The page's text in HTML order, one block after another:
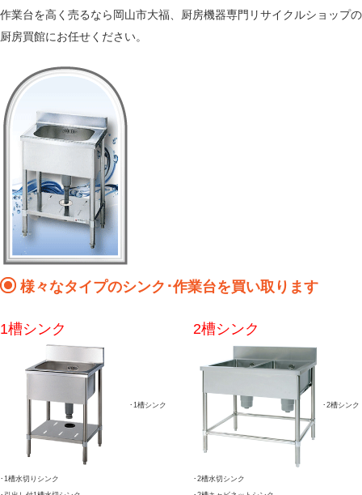
作業台を高く売るなら岡山市大福、厨房機器専門リサイクルショップの
厨房買館にお任せください。
様々なタイプのシンク･作業台を買い取ります
1槽シンク
･1槽シンク
･1槽水切りシンク
2槽シンク
･2槽シンク
･2槽水切シンク